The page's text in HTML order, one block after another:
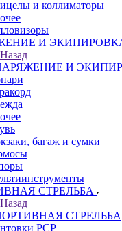
и коллиматоры
И
Назад
И
багаж и сумки
СТРЕЛЬБА
Назад
СТРЕЛЬБА
PCP